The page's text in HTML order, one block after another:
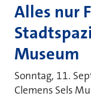
Alles nur
Museum
Sonntag, 11.
Clemens Sels